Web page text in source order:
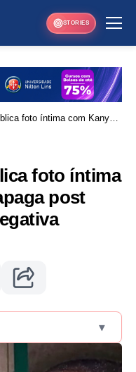
STORIES
foto íntima com Kanye
foto íntima
post
▾